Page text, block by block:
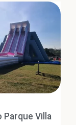
Parque Villa